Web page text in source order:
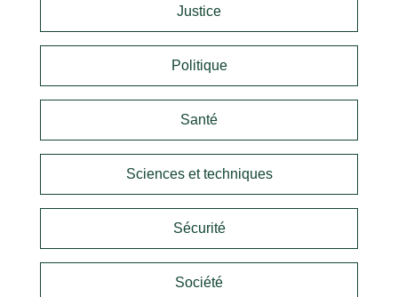
Justice
Politique
Santé
Sciences et techniques
Sécurité
Société